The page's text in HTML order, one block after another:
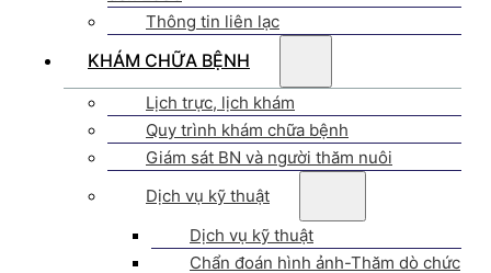
Thông tin liên lạc
KHÁM CHỮA BỆNH
Lịch trực, lịch khám
Quy trình khám chữa bệnh
Giám sát BN và người thăm nuôi
Dịch vụ kỹ thuật
Dịch vụ kỹ thuật
Chẩn đoán hình ảnh-Thăm dò chức